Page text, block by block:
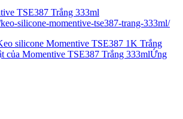
TSE387 Trắng 333ml
silicone-momentive-tse387-trang-333ml/
silicone Momentive TSE387 1K Trắng
của Momentive TSE387 Trắng 333mlỨng